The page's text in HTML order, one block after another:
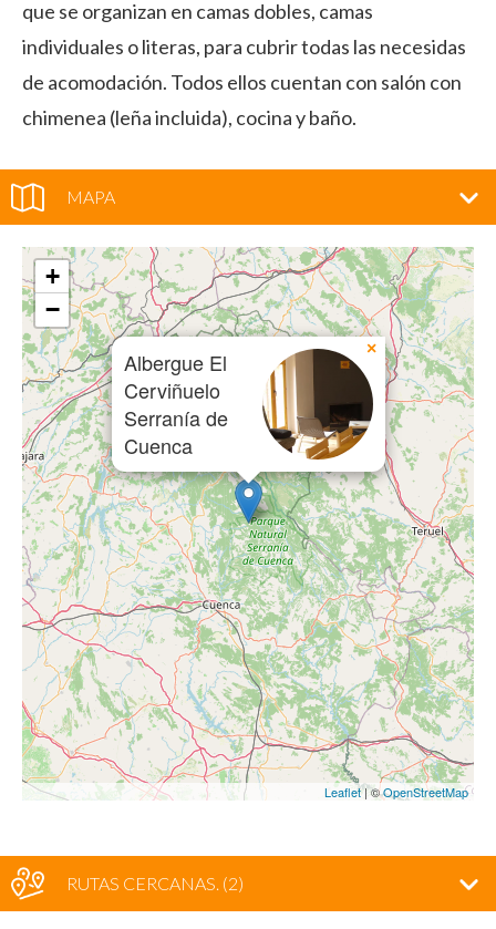
que se organizan en camas dobles, camas
individuales o literas, para cubrir todas las necesidas
de acomodación. Todos ellos cuentan con salón con
chimenea (leña incluida), cocina y baño.
MAPA
Albergue El
Cerviñuelo
Serranía de
Cuenca
×
+
−
Leaflet| ©OpenStreetMap
RUTAS CERCANAS . (2)